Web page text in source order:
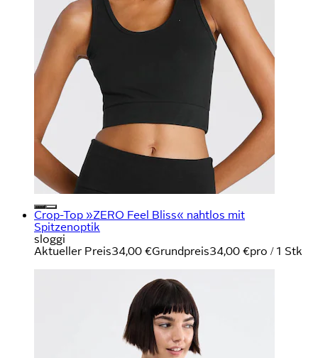
Crop-Top »ZERO Feel Bliss« nahtlos mit
Spitzenoptik
sloggi
Aktueller Preis34,00 €Grundpreis34,00 €pro / 1 Stk